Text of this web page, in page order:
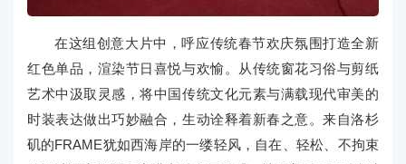
在这组创意大片中，呼应传统春节欢庆氛围打造全新
红色单品，渲染节日喜悦与欢愉。从传统窗花习俗与剪纸
艺术中汲取灵感，将中国传统文化元素与满载现代审美的
时装表达做出巧妙融合，生动诠释着新春之意。来自洛杉
矶的FRAME犹如西海岸的一缕轻风，自在、轻松、不拘束